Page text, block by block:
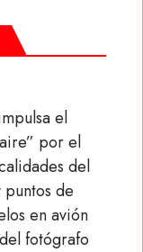
el
por el
del
de
en avión
fotógrafo